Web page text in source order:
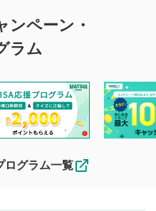
る注意
に、評価およびコメントの
注意事項をご理解のうえ、
ください。
の参考になるコメントをお
に同意されたものとみなし
ンペーン・
ラム
ログラム一覧